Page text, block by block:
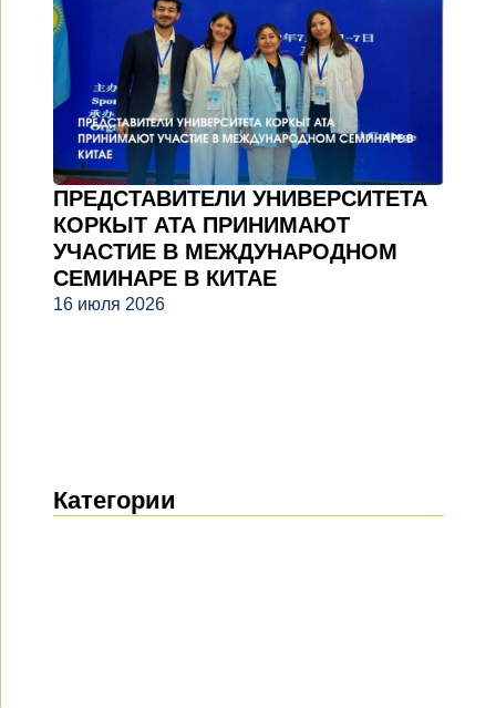
ПРЕДСТАВИТЕЛИ УНИВЕРСИТЕТА
КОРКЫТ АТА ПРИНИМАЮТ
УЧАСТИЕ В МЕЖДУНАРОДНОМ
СЕМИНАРЕ В КИТАЕ
16 июля 2026
Категории